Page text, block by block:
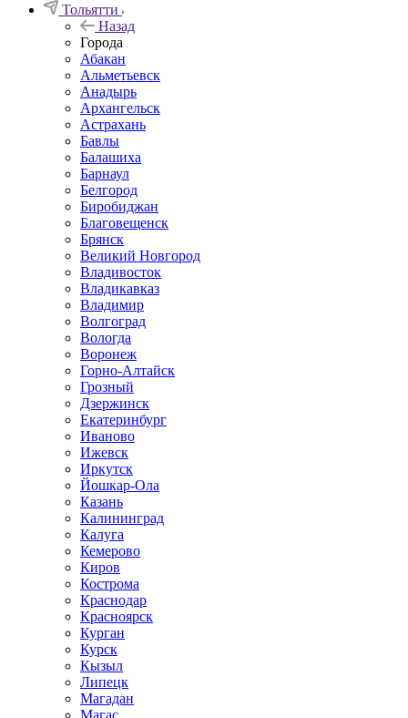
Тольятти
Назад
Города
Абакан
Альметьевск
Анадырь
Архангельск
Астрахань
Бавлы
Балашиха
Барнаул
Белгород
Биробиджан
Благовещенск
Брянск
Великий Новгород
Владивосток
Владикавказ
Владимир
Волгоград
Вологда
Воронеж
Горно-Алтайск
Грозный
Дзержинск
Екатеринбург
Иваново
Ижевск
Иркутск
Йошкар-Ола
Казань
Калининград
Калуга
Кемерово
Киров
Кострома
Краснодар
Красноярск
Курган
Курск
Кызыл
Липецк
Магадан
Магас